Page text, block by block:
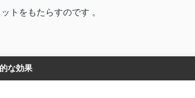
トをもたらすのです 。
な効果